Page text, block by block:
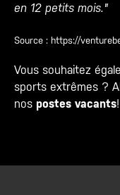
en 12 petits mois."
Source : https://
Vous souhaitez
sports extrêmes ?
nos postes vacants!